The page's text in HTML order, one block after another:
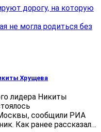
дорогу, на которую
не могла родиться без
Хрущева
лидера Никиты
сообщили РИА
Как ранее рассказал…